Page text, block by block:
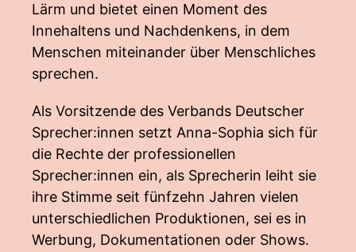
Lärm und bietet einen Moment des
Innehaltens und Nachdenkens, in dem
Menschen miteinander über Menschliches
sprechen.
Als Vorsitzende des Verbands Deutscher
Sprecher:innen setzt Anna-Sophia sich für
die Rechte der professionellen
Sprecher:innen ein, als Sprecherin leiht sie
ihre Stimme seit fünfzehn Jahren vielen
unterschiedlichen Produktionen, sei es in
Werbung, Dokumentationen oder Shows.